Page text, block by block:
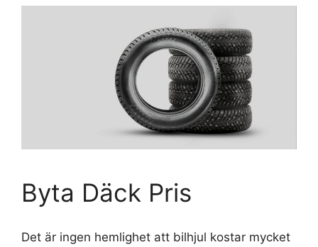
Byta Däck Pris
Det är ingen hemlighet att bilhjul kostar mycket